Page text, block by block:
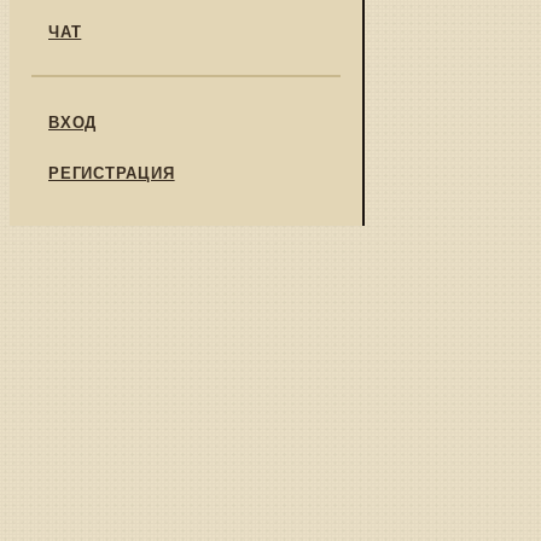
ЧАТ
ВХОД
РЕГИСТРАЦИЯ